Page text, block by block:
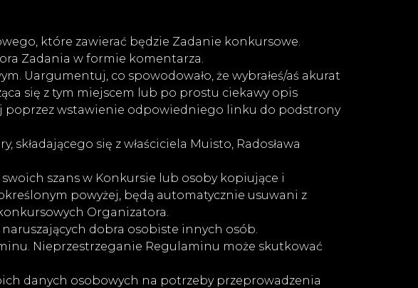
które zawierać będzie Zadanie konkursowe.
Zadania w formie komentarza.
Uargumentuj, co spowodowało, że wybrałeś/aś akurat
się z tym miejscem lub po prostu ciekawy opis
poprzez wstawienie odpowiedniego linku do podstrony
się z właściciela Muisto, Radosława
szans w Konkursie lub osoby kopiujące i
powyżej, będą automatycznie usuwani z
Organizatora.
dobra osobiste innych osób.
Nieprzestrzeganie Regulaminu może skutkować
danych osobowych na potrzeby przeprowadzenia